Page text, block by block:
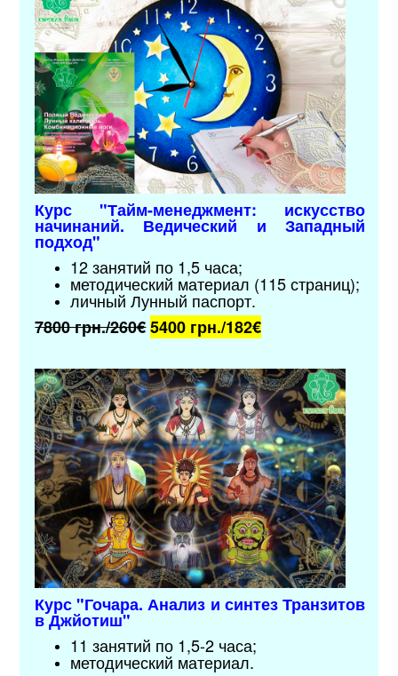
Курс "Тайм-менеджмент: искусство
начинаний. Ведический и Западный
подход"
12 занятий по 1,5 часа;
методический материал (115 страниц);
личный Лунный паспорт.
7800 грн./260€5400 грн./182€
Курс "Гочара. Анализ и синтез Транзитов
в Джйотиш"
11 занятий по 1,5-2 часа;
методический материал.